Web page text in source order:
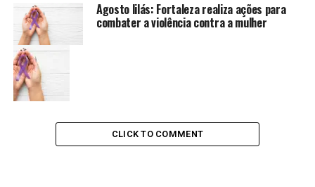
Agosto lilás: Fortaleza realiza ações para
combater a violência contra a mulher
CLICK TO COMMENT